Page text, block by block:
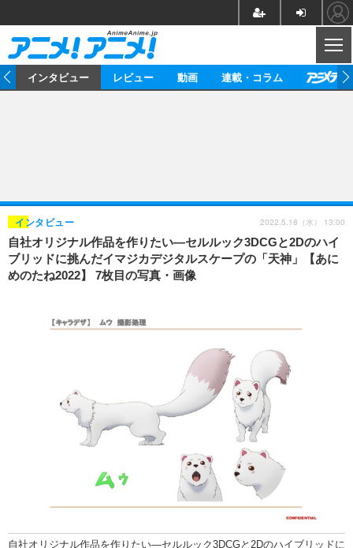
ゲーム グッズ
イベント
海外イベント ビジネス
俳優・タレント アーティスト
ビジネス
アニメ 実写
書評
動画
アニメ
連載・コラム
インタビュー レビュー 動画 連載・コラム
自社オリジナル作品を作りたい―セルルック3DCGと2Dのハイ
ブリッドに挑んだイマジカデジタルスケープの「天神」【あに
めのたね2022】 7枚目の写真・画像
インタビュー 2022.5.18（水） 13:00
自社オリジナル作品を作りたい―セルルック3DCGと2Dのハイブリッドに